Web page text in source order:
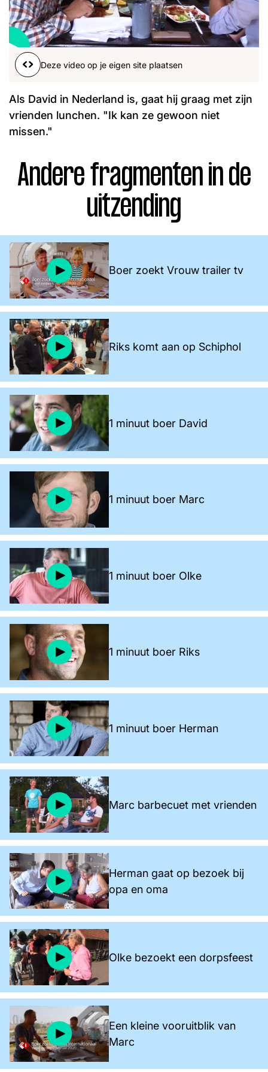
Word lid
John Julius Martijn
Nieuws Nieuwsbrief
Uitzendingen
Deze video op je eigen site plaatsen
Als David in Nederland is, gaat hij graag met zijn
vrienden lunchen. "Ik kan ze gewoon niet
missen."
Andere fragmenten in de
uitzending
Boer zoekt Vrouw trailer tv
Riks komt aan op Schiphol
1 minuut boer David
1 minuut boer Marc
1 minuut boer Olke
1 minuut boer Riks
1 minuut boer Herman
Marc barbecuet met vrienden
Herman gaat op bezoek bij
opa en oma
Olke bezoekt een dorpsfeest
Een kleine vooruitblik van
Marc